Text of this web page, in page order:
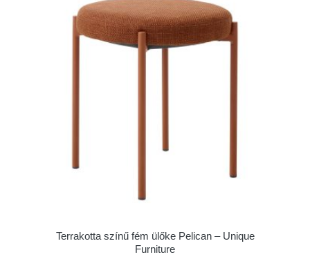
Terrakotta színű fém ülőke Pelican – Unique
Furniture